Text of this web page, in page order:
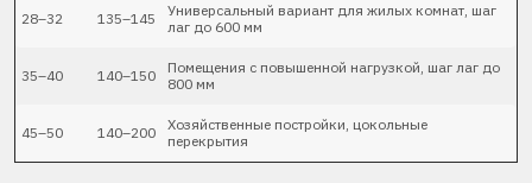
28–32 135–145
Универсальный вариант для жилых комнат, шаг
лаг до 600 мм
35–40 140–150
Помещения с повышенной нагрузкой, шаг лаг до
800 мм
45–50 140–200
Хозяйственные постройки, цокольные
перекрытия